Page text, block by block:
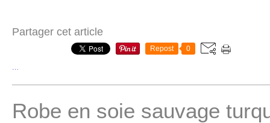
Partager cet article
Repost 0
Robe en soie sauvage